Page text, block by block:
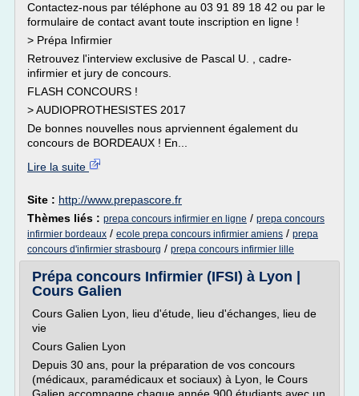
Contactez-nous par téléphone au 03 91 89 18 42 ou par le
formulaire de contact avant toute inscription en ligne !
> Prépa Infirmier
Retrouvez l'interview exclusive de Pascal U. , cadre-
infirmier et jury de concours.
FLASH CONCOURS !
> AUDIOPROTHESISTES 2017
De bonnes nouvelles nous aprviennent également du
concours de BORDEAUX ! En...
Lire la suite
Site : http://www.prepascore.fr
Thèmes liés : prepa concours infirmier en ligne / prepa concours
infirmier bordeaux / ecole prepa concours infirmier amiens / prepa
concours d'infirmier strasbourg / prepa concours infirmier lille
Prépa concours Infirmier (IFSI) à Lyon |
Cours Galien
Cours Galien Lyon, lieu d'étude, lieu d'échanges, lieu de
vie
Cours Galien Lyon
Depuis 30 ans, pour la préparation de vos concours
(médicaux, paramédicaux et sociaux) à Lyon, le Cours